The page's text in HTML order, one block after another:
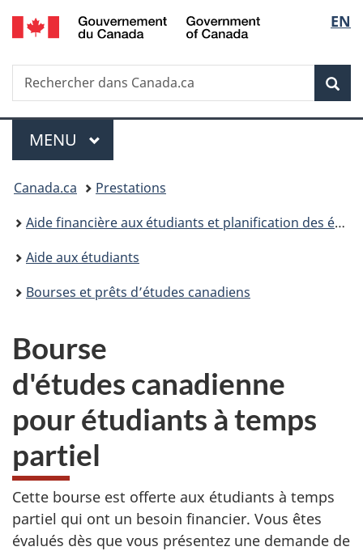
Passer
au
principal
Passer
à
Au
du
Passer
à
version
simplifiée
de
la
EN
Recherche
Rechercher
dans
Menu
MENU PRINCIPAL
Vous
êtes
ici :
Canada.ca
Prestations
Aide financière aux étudiants et planification des études
Aide aux étudiants
Bourses et prêts d’études canadiens
Bourse
d'études canadienne
pour étudiants à temps
partiel
Cette bourse est offerte aux étudiants à temps
partiel qui ont un besoin financier. Vous êtes
évalués dès que vous présentez une demande de